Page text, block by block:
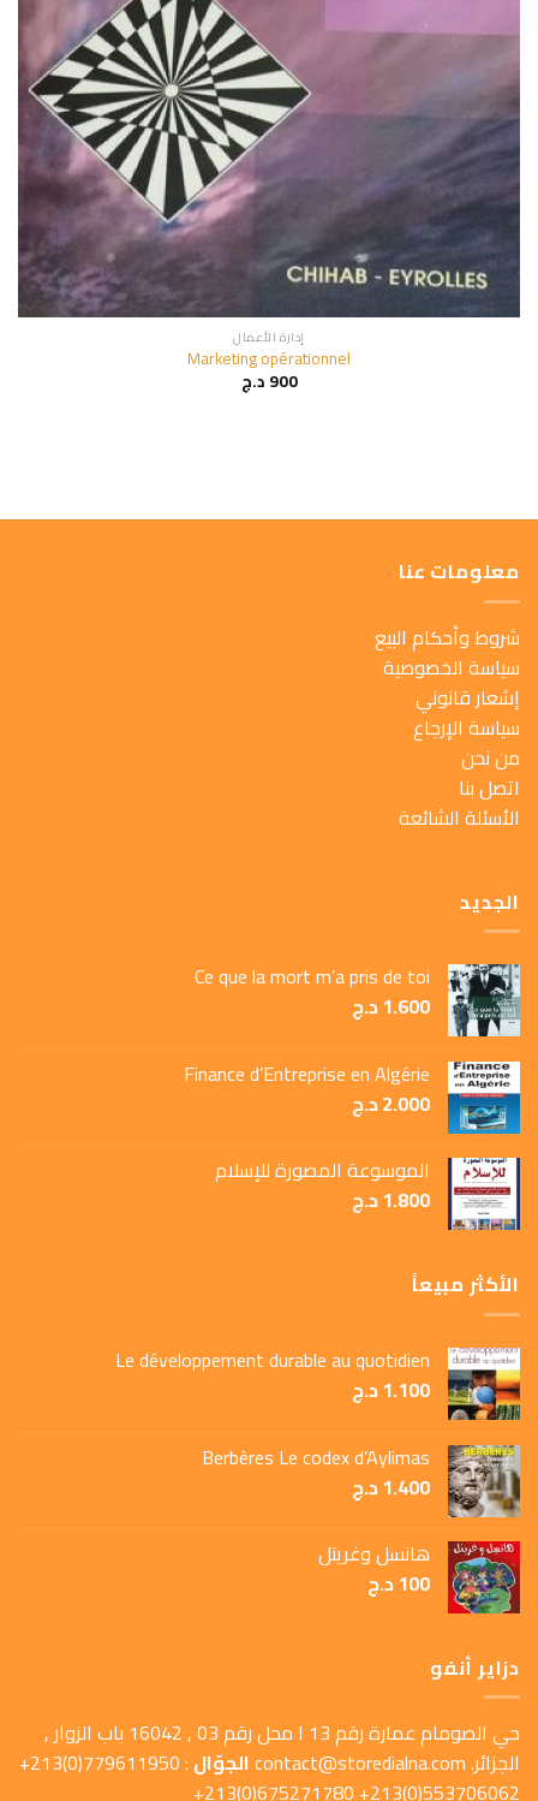
إدارة الأعمال
Marketing opérationnel
900د.ج
معلومات عنا
شروط وأحكام البيع
سياسة الخصوصية
إشعار قانوني
سياسة الإرجاع
من نحن
اتصل بنا
الأسئلة الشائعة
الجديد
Ce que la mort m’a pris de toi
1.600د.ج
Finance d’Entreprise en Algérie
2.000د.ج
الموسوعة المصورة للإسلام
1.800د.ج
الأكثر مبيعاً
Le développement durable au quotidien
1.100د.ج
Berbères Le codex d’Aylimas
1.400د.ج
هانسل وغريتل
100د.ج
دزاير أنفو
حي الصومام عمارة رقم 13 ا محل رقم 03 , 16042 باب الزوار ,
الجزائر.contact@storedialna.comالجوّال
: 779611950(0)213+
553706062(0)213+ 675271780(0)213+